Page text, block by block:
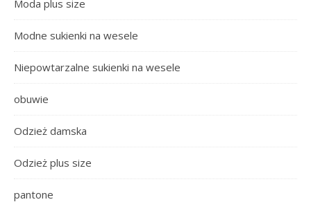
Moda plus size
Modne sukienki na wesele
Niepowtarzalne sukienki na wesele
obuwie
Odzież damska
Odzież plus size
pantone